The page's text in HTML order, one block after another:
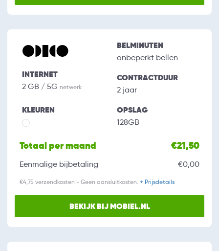
INTERNET
2 GB / 5G netwerk
BELMINUTEN
onbeperkt bellen
CONTRACTDUUR
2 jaar
KLEUREN OPSLAG
128GB
Totaal per maand €21,50
Eenmalige bijbetaling €0,00
€4,75 verzendkosten - Geen aansluitkosten. + Prijsdetails
BEKIJK BIJ MOBIEL.NL